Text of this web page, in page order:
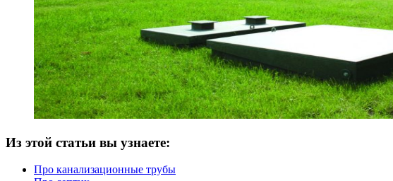
Из этой статьи вы узнаете:
Про канализационные трубы